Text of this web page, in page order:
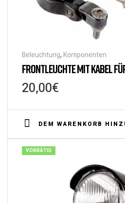
Beleuchtung, Komponenten
FRONTLEUCHTE MIT KABEL
20,00€
DEM WARENKORB
VORRÄTIG